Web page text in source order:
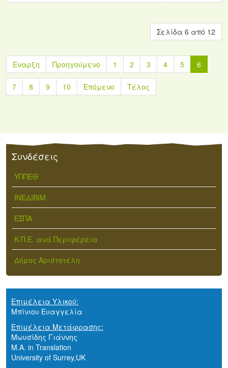
Σελίδα 6 από 12
Έναρξη Προηγούμενο 1 2 3 4 5 6
7 8 9 10 Επόμενο Τέλος
Συνδέσεις
ΥΠΠΕΘ
ΙΝΕΔΙΒΙΜ
ΕΣΠΑ
Κ.Π.Ε. ανά Περιφέρεια
Δήμος Αριστοτέλη
Επιμέλεια Υλικού:
Μπίνιου Ευαγγελία
Επιμέλεια Μετάφρασης:
Μωυσίδης Γιάννης
M.A. in Translation
University of Surrey,UK